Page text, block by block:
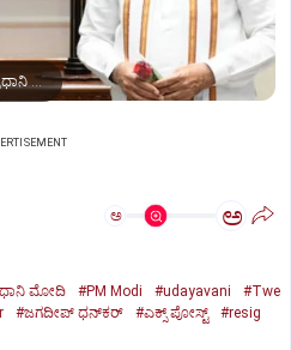
ಉಪರಾಷ್ಟ್ರಪತಿ ಜಗದೀಪ್‌ ಧನ್ಕರ್-ಪ್ರಧಾನಿ ಮೋದಿ
ಅ ಅ
ಮೋದಿ #PM Modi #udayavani
#Twe
#ಜಗದೀಪ್‌ ಧನ್‌ಕರ್‌ #ಎಕ್ಸ್‌ ಪೋಸ್ಟ್
#resig